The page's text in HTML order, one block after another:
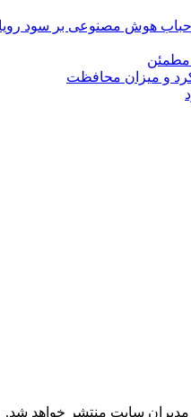
حباب هوش مصنوعی بر سود
مطمئن
و میزان محافظت
سایت منتشر خواهد شد.